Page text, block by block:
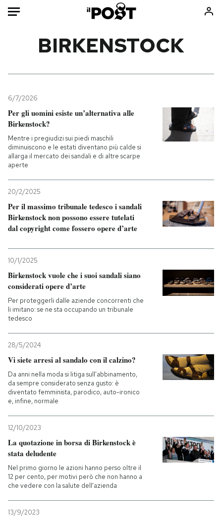
Mondo
Politica
Tecnologia
Internet
Scienza
Economia
Consumismi
Ok Boomer!
Media
Altrecose
NEWSLETTER
I MIEI PREFERITI
CALENDARIO
AREA PERSONALE
Entra
BIRKENSTOCK
6/7/2026
Per gli uomini esiste un’alternativa alle
Birkenstock?
Mentre i pregiudizi sui piedi maschili
diminuiscono e le estati diventano più calde si
allarga il mercato dei sandali e di altre scarpe
aperte
20/2/2025
Per il massimo tribunale tedesco i sandali
Birkenstock non possono essere tutelati
dal copyright come fossero opere d’arte
10/1/2025
Birkenstock vuole che i suoi sandali siano
considerati opere d’arte
Per proteggerli dalle aziende concorrenti che
li imitano: se ne sta occupando un tribunale
tedesco
28/5/2024
Vi siete arresi al sandalo con il calzino?
Da anni nella moda si litiga sull'abbinamento,
da sempre considerato senza gusto: è
diventato femminista, parodico, auto-ironico
e, infine, normale
12/10/2023
La quotazione in borsa di Birkenstock è
stata deludente
Nel primo giorno le azioni hanno perso oltre il
12 per cento, per motivi però che non hanno a
che vedere con la salute dell'azienda
13/9/2023